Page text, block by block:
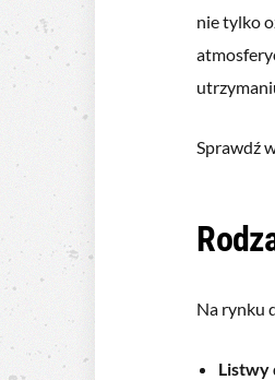
nie tylko
Sprawdź
Na rynku
Listwy